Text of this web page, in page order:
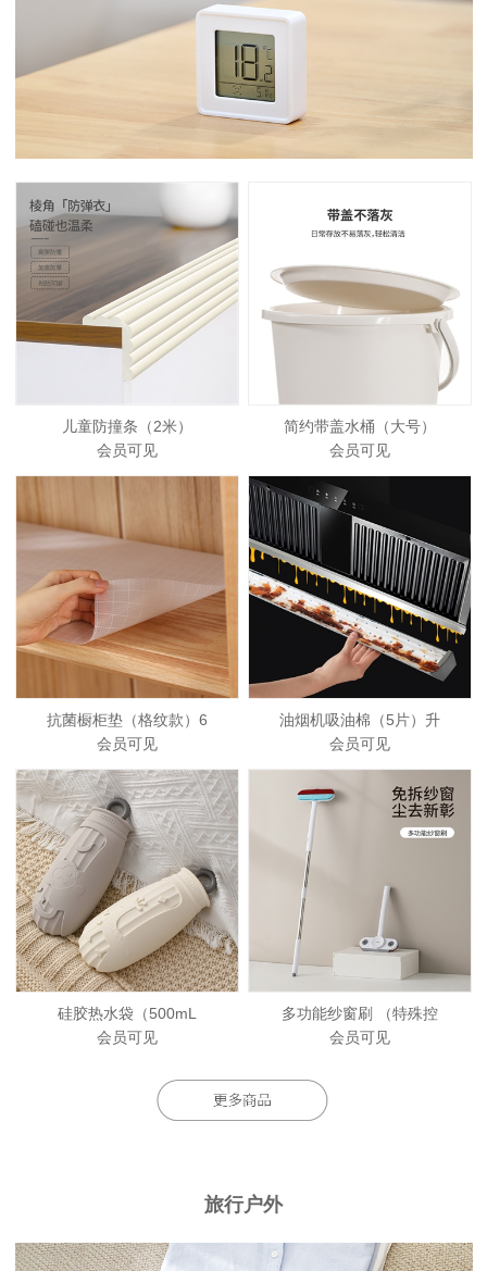
儿童防撞条（2米）
会员可见
简约带盖水桶（大号）
会员可见
抗菌橱柜垫（格纹款）6
会员可见
油烟机吸油棉（5片）升
会员可见
硅胶热水袋（500mL
会员可见
多功能纱窗刷 （特殊控
会员可见
旅行户外